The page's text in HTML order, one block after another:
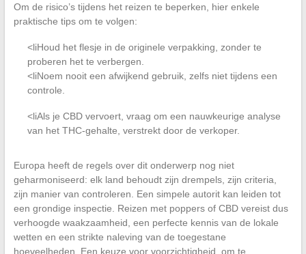
Om de risico’s tijdens het reizen te beperken, hier enkele
praktische tips om te volgen:
<liHoud het flesje in de originele verpakking, zonder te
proberen het te verbergen.
<liNoem nooit een afwijkend gebruik, zelfs niet tijdens een
controle.
<liAls je CBD vervoert, vraag om een nauwkeurige analyse
van het THC-gehalte, verstrekt door de verkoper.
Europa heeft de regels over dit onderwerp nog niet
geharmoniseerd: elk land behoudt zijn drempels, zijn criteria,
zijn manier van controleren. Een simpele autorit kan leiden tot
een grondige inspectie. Reizen met poppers of CBD vereist dus
verhoogde waakzaamheid, een perfecte kennis van de lokale
wetten en een strikte naleving van de toegestane
hoeveelheden. Een keuze voor voorzichtigheid, om te